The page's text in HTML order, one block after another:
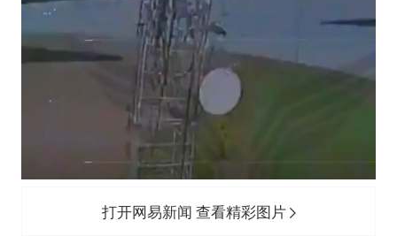
打开网易新闻 查看精彩图片